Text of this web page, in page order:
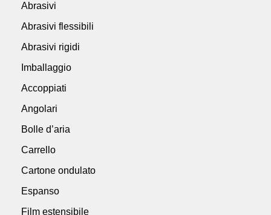
Abrasivi
Abrasivi flessibili
Abrasivi rigidi
Imballaggio
Accoppiati
Angolari
Bolle d’aria
Carrello
Cartone ondulato
Espanso
Film estensibile